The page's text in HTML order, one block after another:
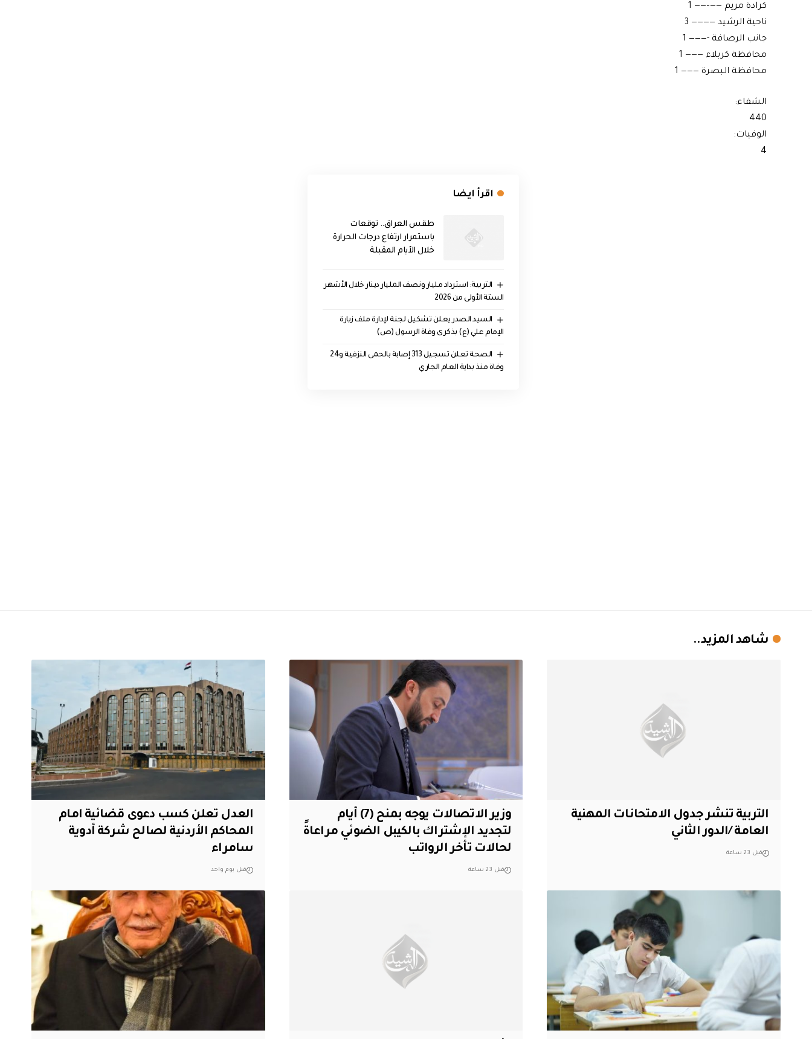
كرادة مريم ——–—— 1
ناحية الرشيد ———— 3
جانب الرصافة -——— 1
محافظة كربلاء ——— 1
محافظة البصرة ——— 1
الشفاء:
440
الوفيات:
4
اقرأ ايضا
طقس العراق.. توقعات
باستمرار ارتفاع درجات الحرارة
خلال الأيام المقبلة
التربية: استرداد مليار ونصف المليار دينار خلال الأشهر
الستة الأولى من 2026
السيد الصدر يعلن تشكيل لجنة لإدارة ملف زيارة
الإمام علي (ع) بذكرى وفاة الرسول (ص)
الصحة تعلن تسجيل 313 إصابة بالحمى النزفية و24
وفاة منذ بداية العام الجاري
شاهد المزيد..
التربية تنشر جدول الامتحانات المهنية
العامة /الدور الثاني
قبل 23 ساعة
وزير الاتصالات يوجه بمنح (7) أيام
لتجديد الإشتراك بالكيبل الضوئي مراعاةً
لحالات تأخر الرواتب
قبل 23 ساعة
العدل تعلن كسب دعوى قضائية امام
المحاكم الأردنية لصالح شركة أدوية
سامراء
قبل يوم واحد